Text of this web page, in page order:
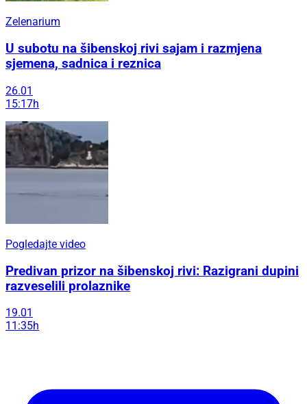
Zelenarium
U subotu na šibenskoj rivi sajam i razmjena
sjemena, sadnica i reznica
26.01
15:17h
Pogledajte video
Predivan prizor na šibenskoj rivi: Razigrani dupini
razveselili prolaznike
19.01
11:35h